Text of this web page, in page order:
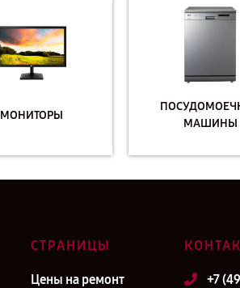
МОНИТОРЫ
МАШИНЫ
СТРАНИЦЫ
Цены на ремонт +7